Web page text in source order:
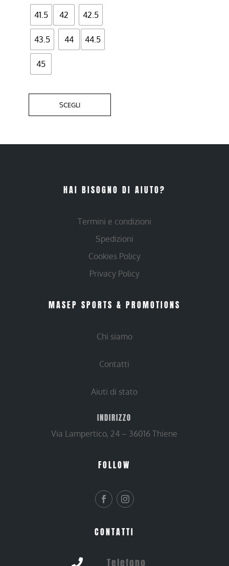
41.5 42 42.5
43.5 44 44.5
45
SCEGLI
del
prodotto
HAI BISOGNO DI AIUTO?
Termini e condizioni
Spedizioni
Cookies Policy
Privacy Policy
MASEP SPORTS & PROMOTIONS
Chi siamo
Contatti
Aiuti di stato
INDIRIZZO
Via Lampertico, 24 – 36016 Thiene
FOLLOW
CONTATTI
 Telefono